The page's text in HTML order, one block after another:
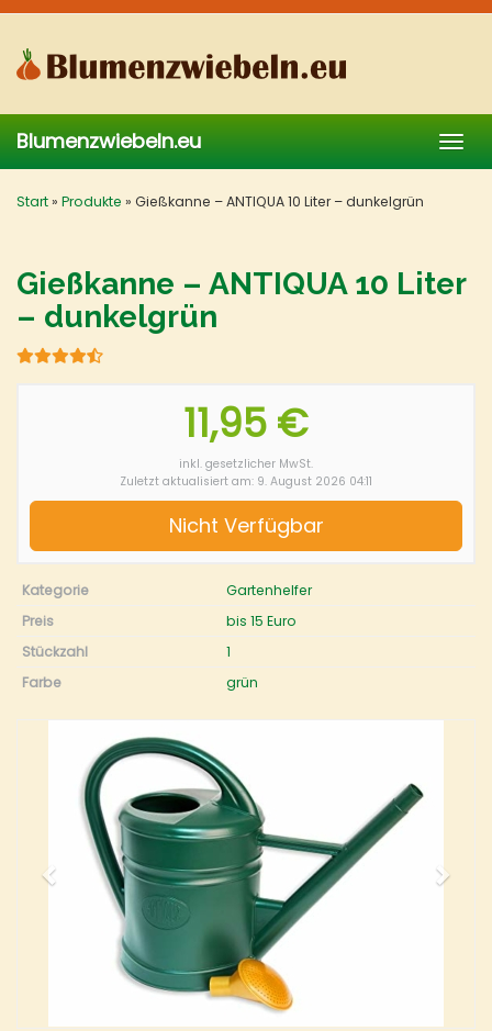
Skip
main
content
Blumenzwiebeln.eu
Start» Produkte » Gießkanne – ANTIQUA 10 Liter – dunkelgrün
Gießkanne – ANTIQUA 10 Liter
– dunkelgrün
11,95 €
inkl. gesetzlicher MwSt.
Zuletzt aktualisiert am: 9. August 2026 04:11
Nicht Verfügbar
Kategorie
Gartenhelfer
Preis
bis 15 Euro
Stückzahl
1
Farbe
grün